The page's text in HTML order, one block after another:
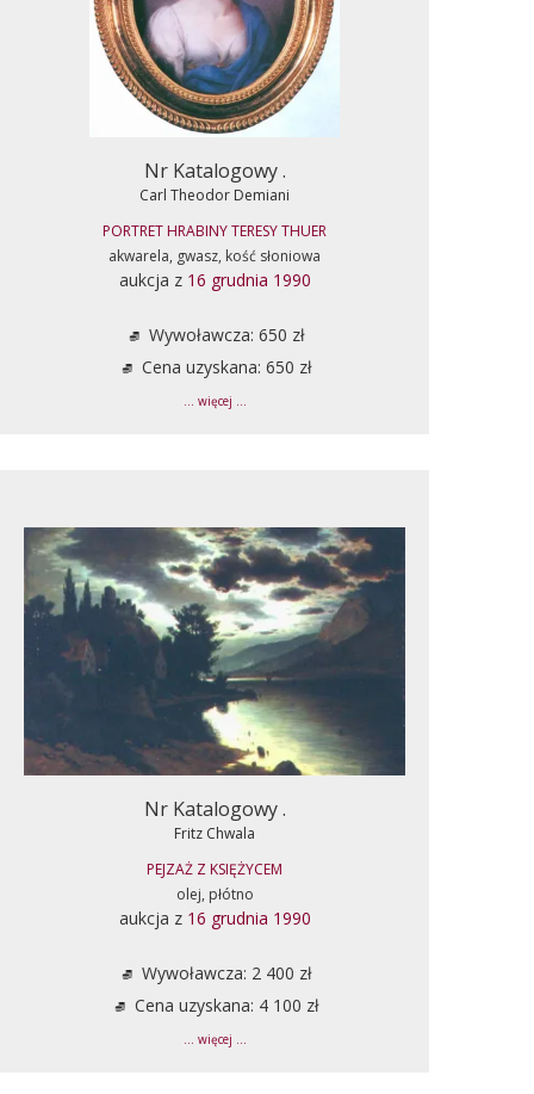
Nr Katalogowy .
Carl Theodor Demiani
PORTRET HRABINY TERESY THUER
akwarela, gwasz, kość słoniowa
aukcja z 16 grudnia 1990
Wywoławcza: 650 zł
Cena uzyskana: 650 zł
... więcej ...
Nr Katalogowy .
Fritz Chwala
PEJZAŻ Z KSIĘŻYCEM
olej, płótno
aukcja z 16 grudnia 1990
Wywoławcza: 2 400 zł
Cena uzyskana: 4 100 zł
... więcej ...